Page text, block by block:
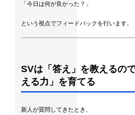
「今日は何が良かった？」
という視点でフィードバックを行います。
SVは「答え」を教えるの
える力」を育てる
新人が質問してきたとき、